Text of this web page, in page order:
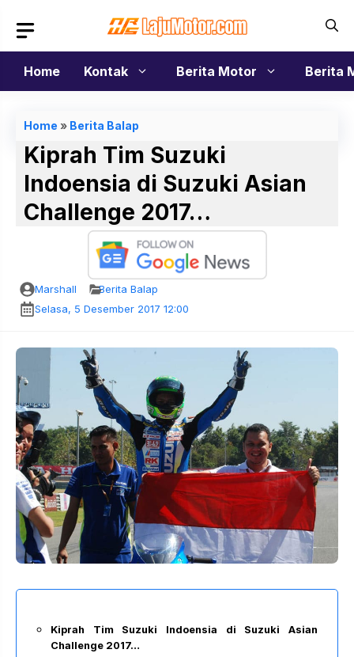
isi
Home
Kontak Berita Motor Berita
Home » Berita Balap
Kiprah Tim Suzuki
Indoensia di Suzuki Asian
Challenge 2017…
Marshall
Berita Balap
Selasa, 5 Desember 2017 12:00
Kiprah Tim Suzuki Indoensia di Suzuki Asian
Challenge 2017…